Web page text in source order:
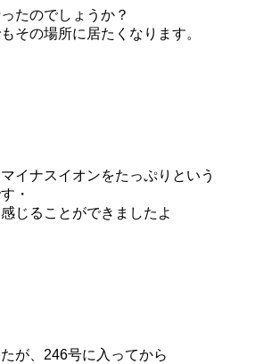
たのでしょうか？
その場所に居たくなります。
イナスイオンをたっぷりという
・
じることができましたよ
が、246号に入ってから